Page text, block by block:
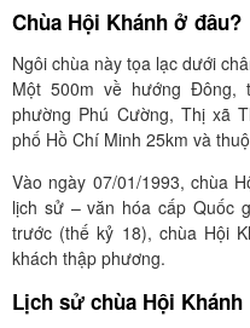
Chùa Hội Khánh ở đâu?
Ngôi chùa này tọa lạc dưới
Một 500m về hướng Đông,
phường Phú Cường, Thị xã
phố Hồ Chí Minh 25km và
Vào ngày 07/01/1993, chùa
lịch sử – văn hóa cấp Quốc
trước (thế kỷ 18), chùa Hội
khách thập phương.
Lịch sử chùa Hội Khánh